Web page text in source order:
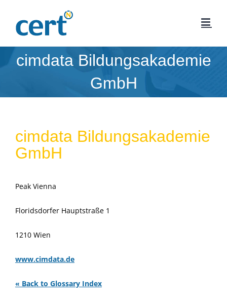
Inhalt
springen
cimdata Bildungsakademie
GmbH
cimdata Bildungsakademie
GmbH
Peak Vienna
Floridsdorfer Hauptstraße 1
1210 Wien
www.cimdata.de
« Back to Glossary Index